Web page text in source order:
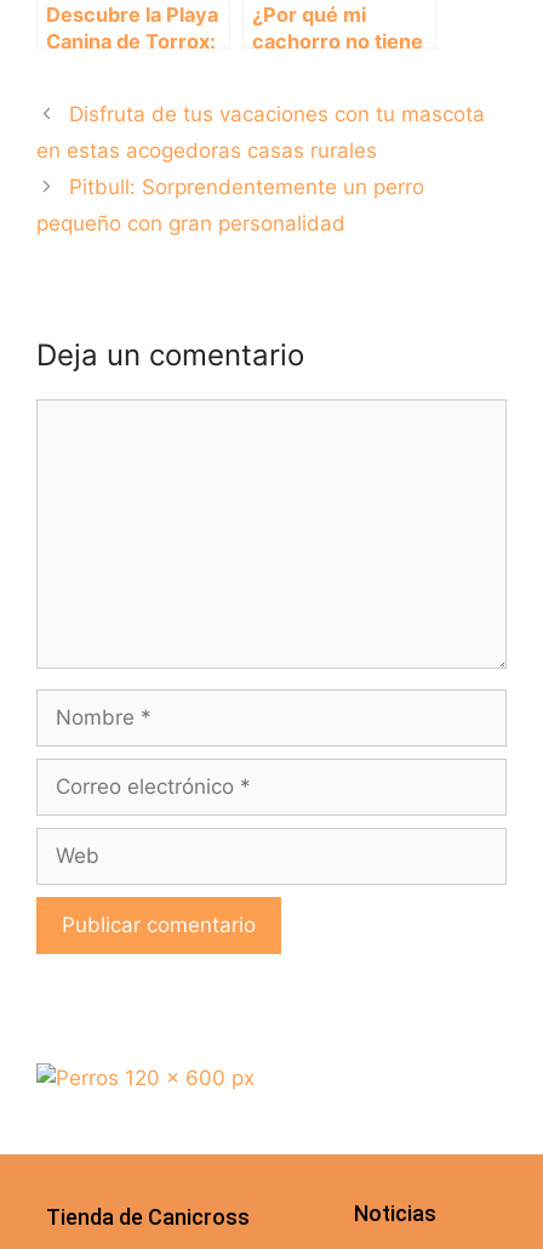
Descubre la Playa
Canina de Torrox:
¿Por qué mi
cachorro no tiene
las posibles
causas y
soluciones
Disfruta de tus vacaciones con tu mascota
en estas acogedoras casas rurales
Pitbull: Sorprendentemente un perro
pequeño con gran personalidad
Deja un comentario
Tienda de Canicross Noticias